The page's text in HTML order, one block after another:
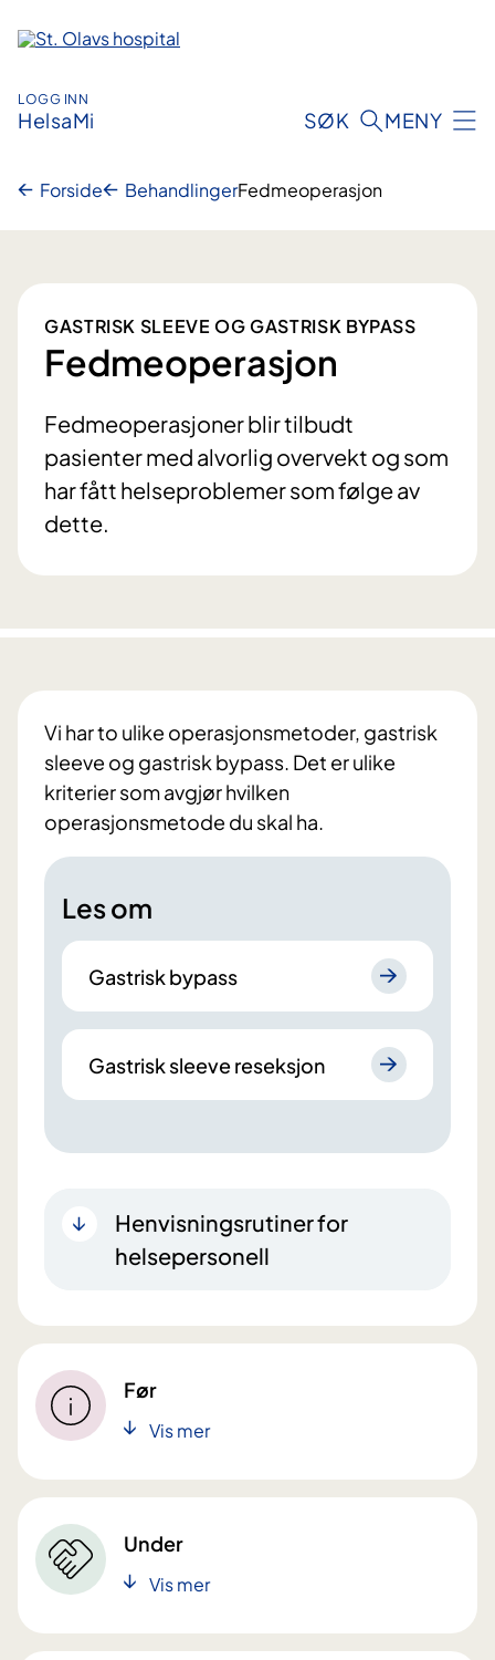
innhold
LOGG INN
HelsaMi SØK MENY
Forside BehandlingerFedmeoperasjon
GASTRISK SLEEVE OG GASTRISK BYPASS
Fedmeoperasjon
Fedmeoperasjoner blir tilbudt
pasienter med alvorlig overvekt og som
har fått helseproblemer som følge av
dette.
Vi har to ulike operasjonsmetoder, gastrisk
sleeve og gastrisk bypass. Det er ulike
kriterier som avgjør hvilken
operasjonsmetode du skal ha.
Les om
Gastrisk bypass
Gastrisk sleeve reseksjon
Henvisningsrutiner for
helsepersonell
Før
Vis mer
Under
Vis mer